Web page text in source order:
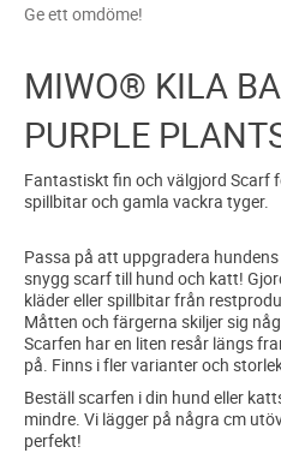
Ge ett omdöme!
MIWO® KILA
PURPLE
Fantastiskt fin och välgjord Scarf
spillbitar och gamla vackra tyger.
Passa på att uppgradera
snygg scarf till hund och katt!
kläder eller spillbitar från
Måtten och färgerna skiljer sig
Scarfen har en liten resår längs
på. Finns i fler varianter och
Beställ scarfen i din hund eller
mindre. Vi lägger på några cm
perfekt!